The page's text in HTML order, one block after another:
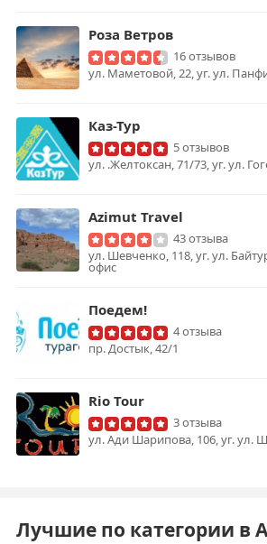
Роза Ветров
16 отзывов
ул. Маметовой, 22, уг. ул.
Каз-Тур
5 отзывов
ул. .Желтоксан, 71/73, уг. ул.
Azimut Travel
43 отзыва
ул. Шевченко, 118, уг. ул.
офис
Поедем!
4 отзыва
пр. Достык, 42/1
Rio Tour
3 отзыва
ул. Ади Шарипова, 106, уг. ул.
Лучшие по категории в